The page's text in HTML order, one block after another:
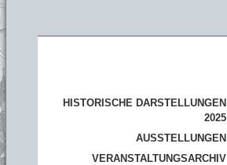
HISTORISCHE DARSTELLUNGEN
2025
AUSSTELLUNGEN
VERANSTALTUNGSARCHIV